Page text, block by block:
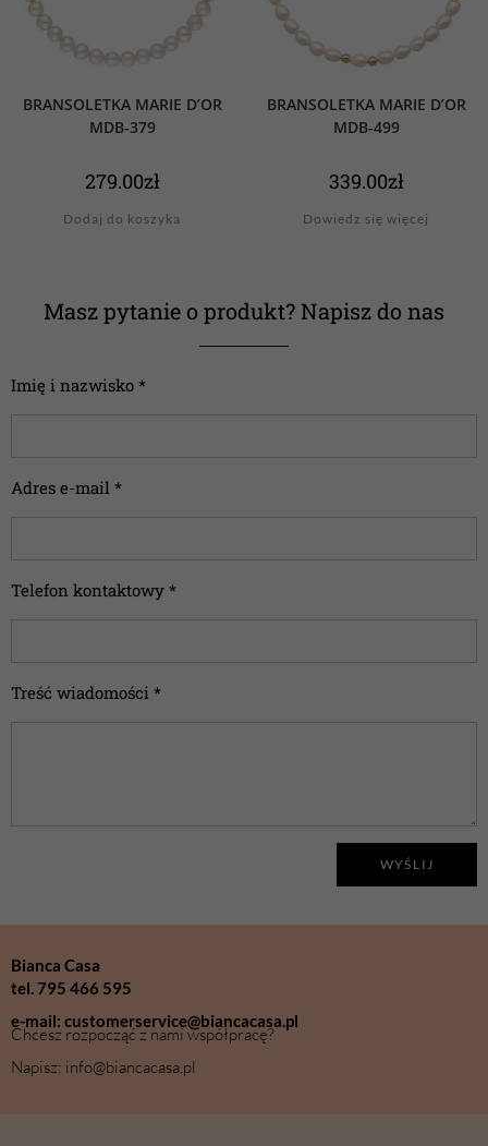
BRANSOLETKA MARIE D’OR
MDB-379
279.00zł
Dodaj do koszyka
BRANSOLETKA MARIE D’OR
MDB-499
339.00zł
Dowiedz się więcej
Masz pytanie o produkt? Napisz do nas
Imię i nazwisko *
Adres e-mail *
Telefon kontaktowy *
Treść wiadomości *
WYŚLIJ
Bianca Casa
tel. 795 466 595
e-mail: customerservice@biancacasa.pl
Chcesz rozpocząć z nami współpracę?
Napisz: info@biancacasa.pl